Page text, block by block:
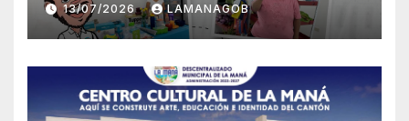
13/07/2026 LAMANAGOB